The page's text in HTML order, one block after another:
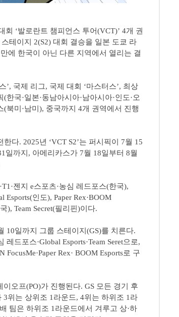
회 ‘발로란트 챔피언스 투어(VCT)’ 4개 권
테이지 2(S2) 대회 결승을 일본 도쿄 라
에 한국이 아닌 다른 지역에서 열리는 결
’, 국제 리그, 국제 대회 ‘마스터스’, 최상
국·일본·동남아시아·남아시아·인도·오
북미·남미), 중국까지 4개 권역에서 진행
다. 2025년 ‘VCT S2’는 퍼시픽이 7월 15
일까지, 아메리카스가 7월 18일부터 8월
젠지 e스포츠·농심 레드포스(한국),
Esports(인도), Paper Rex·BOOM
), Team Secret(필리핀)이다.
10일까지 그룹 스테이지(GS)를 치른다.
레드포스·Global Esports·Team Seret으로,
Rex· BOOM Esports로 구
오프(PO)가 진행된다. GS 모든 경기 후
위는 상위조 1라운드, 4위는 하위조 1라
팀은 하위조 1라운드에서 겨루고 상·하